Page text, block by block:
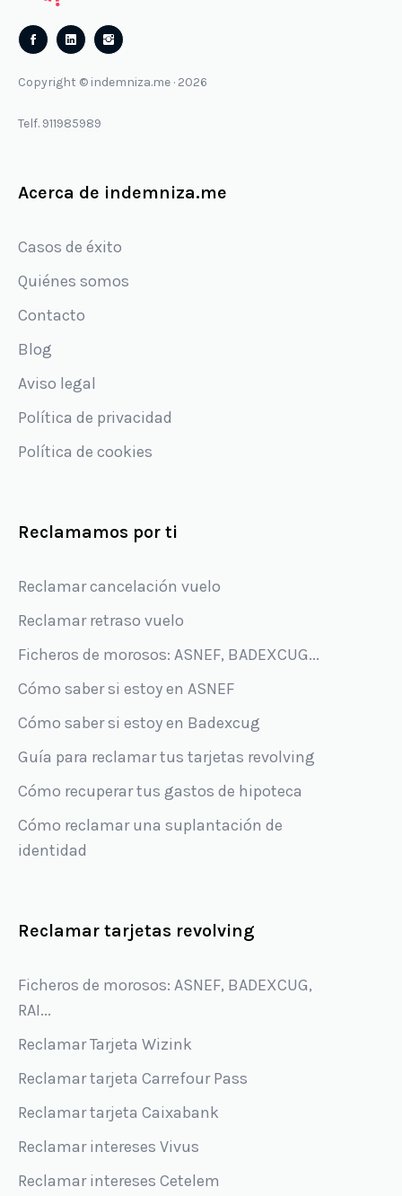
Follow
on
Follow
on
Copyright © indemniza.me · 2026
Telf. 911985989
Acerca de indemniza.me
Casos de éxito
Quiénes somos
Contacto
Blog
Aviso legal
Política de privacidad
Política de cookies
Reclamamos por ti
Reclamar cancelación vuelo
Reclamar retraso vuelo
Ficheros de morosos: ASNEF, BADEXCUG...
Cómo saber si estoy en ASNEF
Cómo saber si estoy en Badexcug
Guía para reclamar tus tarjetas revolving
Cómo recuperar tus gastos de hipoteca
Cómo reclamar una suplantación de
identidad
Reclamar tarjetas revolving
Ficheros de morosos: ASNEF, BADEXCUG,
RAI...
Reclamar Tarjeta Wizink
Reclamar tarjeta Carrefour Pass
Reclamar tarjeta Caixabank
Reclamar intereses Vivus
Reclamar intereses Cetelem